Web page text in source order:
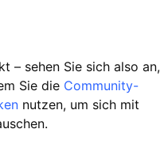
– sehen Sie sich also an,
Sie die Community-
nutzen, um sich mit